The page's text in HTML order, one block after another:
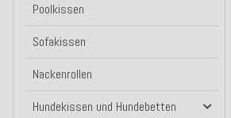
Poolkissen
Sofakissen
Nackenrollen
Hundekissen und Hundebetten